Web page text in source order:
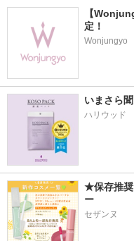
【
定！
Wonjungyo
いまさら
ハリウッド
★保存推奨
ー
セザンヌ